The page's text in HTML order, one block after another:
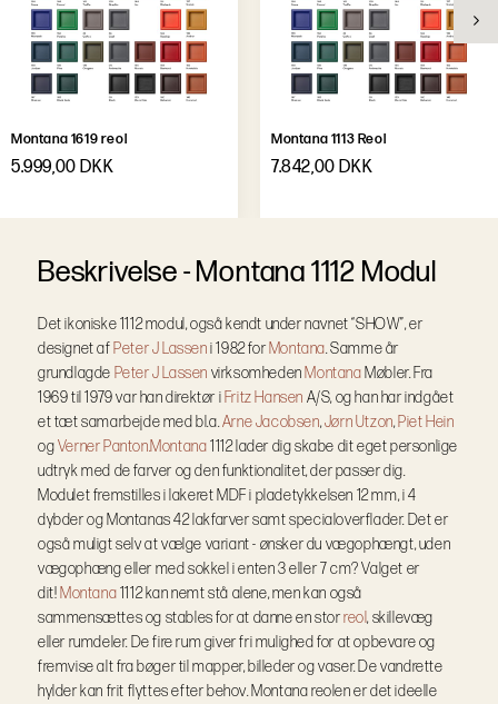
Montana 1619 reol
5.999,00 DKK
Montana 1113 Reol
7.842,00 DKK
Beskrivelse-Montana 1112 Modul
Det ikoniske 1112 modul, også kendt under navnet “SHOW”, er
designet af Peter J Lasseni 1982 for Montana. Samme år
grundlagde Peter J Lassen virksomheden Montana Møbler. Fra
1969 til 1979 var han direktør i Fritz Hansen A/S, og han har indgået
et tæt samarbejde med bl.a.Arne Jacobsen,Jørn Utzon,Piet Hein
ogVerner Panton.Montana1112 lader dig skabe dit eget personlige
udtryk med de farver og den funktionalitet, der passer dig.
Modulet fremstilles i lakeret MDF i pladetykkelsen 12 mm, i 4
dybder og Montanas 42 lakfarver samt specialoverflader. Det er
også muligt selv at vælge variant - ønsker du vægophængt, uden
vægophæng eller med sokkel i enten 3 eller 7 cm? Valget er
dit! Montana1112 kan nemt stå alene, men kan også
sammensættes og stables for at danne en storreol, skillevæg
eller rumdeler. De fire rum giver fri mulighed for at opbevare og
fremvise alt fra bøger til mapper, billeder og vaser. De vandrette
hylder kan frit flyttes efter behov. Montana reolen er det ideelle